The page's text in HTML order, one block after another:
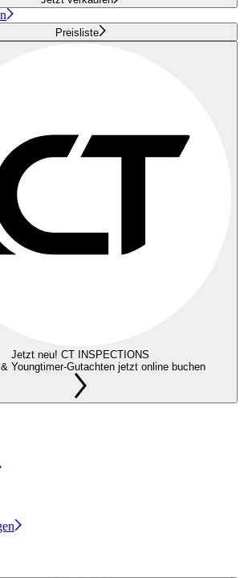
Preisliste
Jetzt neu! CT INSPECTIONS
Youngtimer-Gutachten jetzt online buchen